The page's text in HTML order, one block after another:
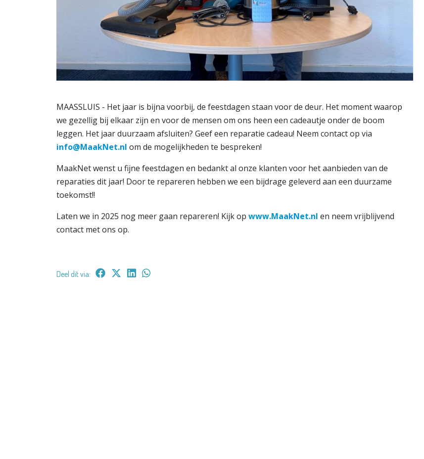
MAASSLUIS - Het jaar is bijna voorbij, de feestdagen staan voor de deur. Het moment waarop
we gezellig bij elkaar zijn en voor de mensen om ons heen een cadeautje onder de boom
leggen. Het jaar duurzaam afsluiten? Geef een reparatie cadeau! Neem contact op via
info@MaakNet.nl om de mogelijkheden te bespreken!
MaakNet wenst u fijne feestdagen en bedankt al onze klanten voor het aanbieden van de
reparaties dit jaar! Door te repareren hebben we een bijdrage geleverd aan een duurzame
toekomst!!
Laten we in 2025 nog meer gaan repareren! Kijk op www.MaakNet.nl en neem vrijblijvend
contact met ons op.
Deel dit via: